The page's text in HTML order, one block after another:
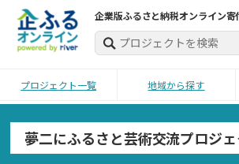
企業版ふるさと納税オンライン寄
プロジェクト一覧 地域から探す
夢二にふるさと芸術交流プロジ